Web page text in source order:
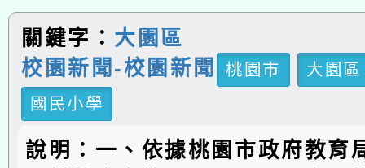
關鍵字： 大園區
校園新聞-校園新聞
桃園市
大園區
國民小學
說明：一、依據桃園市政府教育